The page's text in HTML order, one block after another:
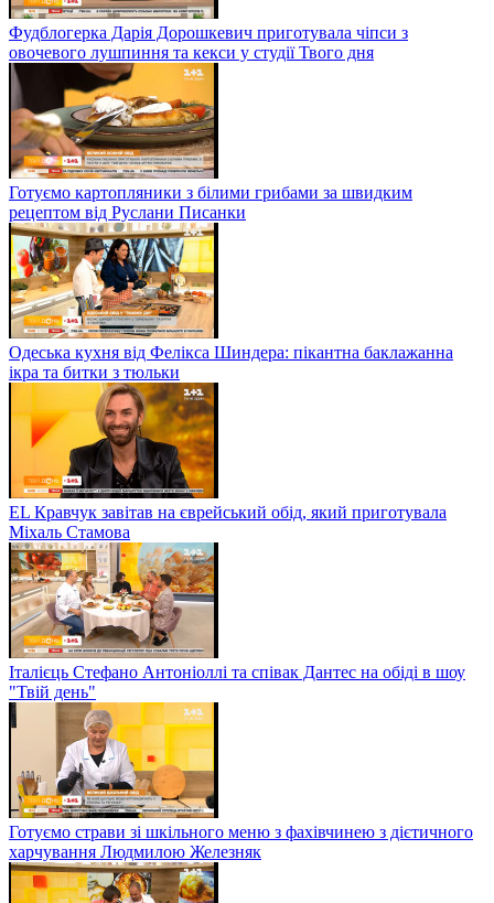
Фудблогерка Дарія Дорошкевич приготувала чіпси з
овочевого лушпиння та кекси у студії Твого дня
Готуємо картопляники з білими грибами за швидким
рецептом від Руслани Писанки
Одеська кухня від Фелікса Шиндера: пікантна баклажанна
ікра та битки з тюльки
EL Кравчук завітав на єврейський обід, який приготувала
Міхаль Стамова
Італієць Стефано Антоніоллі та співак Дантес на обіді в шоу
"Твій день"
Готуємо страви зі шкільного меню з фахівчинею з дієтичного
харчування Людмилою Железняк